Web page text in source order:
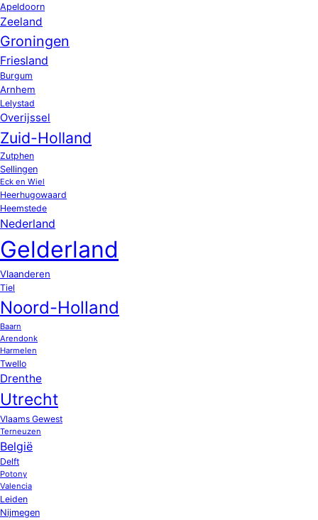
Apeldoorn
Zeeland
Groningen
Friesland
Burgum
Arnhem
Lelystad
Overijssel
Zuid-Holland
Zutphen
Sellingen
Eck en Wiel
Heerhugowaard
Heemstede
Nederland
Gelderland
Vlaanderen
Tiel
Noord-Holland
Baarn
Arendonk
Harmelen
Twello
Drenthe
Utrecht
Vlaams Gewest
Terneuzen
België
Delft
Potony
Valencia
Leiden
Nijmegen